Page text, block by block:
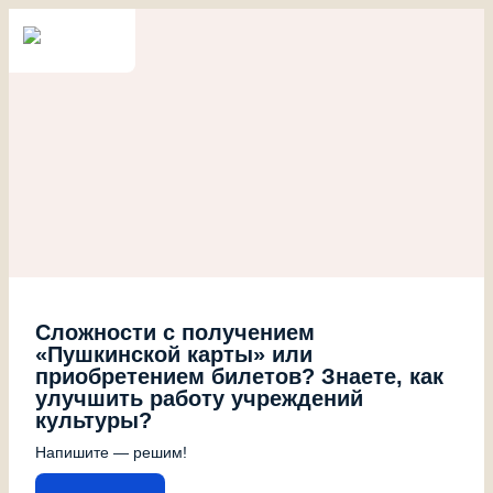
Сложности с получением
«Пушкинской карты» или
приобретением билетов? Знаете, как
улучшить работу учреждений
культуры?
Напишите — решим!